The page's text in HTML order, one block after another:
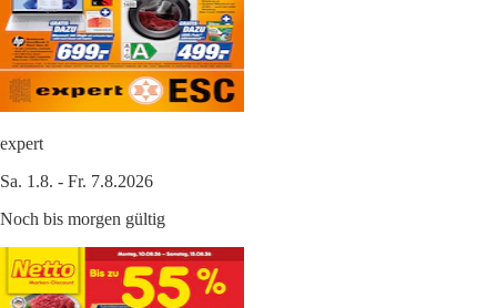
expert
Sa. 1.8. - Fr. 7.8.2026
Noch bis morgen gültig